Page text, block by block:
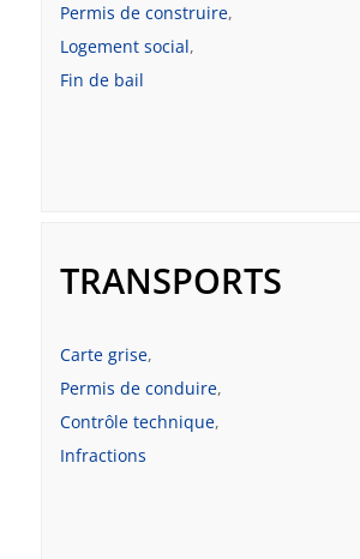
Permis de construire,
Logement social,
Fin de bail
TRANSPORTS
Carte grise,
Permis de conduire,
Contrôle technique,
Infractions